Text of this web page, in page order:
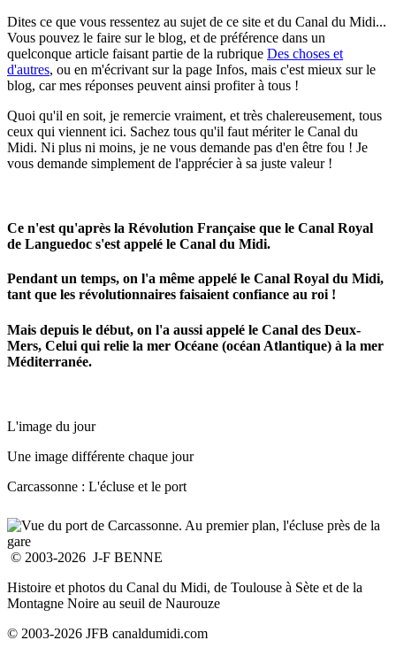
Dites ce que vous ressentez au sujet de ce site et du Canal du Midi...
Vous pouvez le faire sur le blog, et de préférence dans un
quelconque article faisant partie de la rubrique Des choses et
d'autres, ou en m'écrivant sur la page Infos, mais c'est mieux sur le
blog, car mes réponses peuvent ainsi profiter à tous !
Quoi qu'il en soit, je remercie vraiment, et très chalereusement, tous
ceux qui viennent ici. Sachez tous qu'il faut mériter le Canal du
Midi. Ni plus ni moins, je ne vous demande pas d'en être fou ! Je
vous demande simplement de l'apprécier à sa juste valeur !
Ce n'est qu'après la Révolution Française que le Canal Royal
de Languedoc s'est appelé le Canal du Midi.
Pendant un temps, on l'a même appelé le Canal Royal du Midi,
tant que les révolutionnaires faisaient confiance au roi !
Mais depuis le début, on l'a aussi appelé le Canal des Deux-
Mers, Celui qui relie la mer Océane (océan Atlantique) à la mer
Méditerranée.
L'image du jour
Une image différente chaque jour
Carcassonne : L'écluse et le port
© 2003-2026 J-F BENNE
Histoire et photos du Canal du Midi, de Toulouse à Sète et de la
Montagne Noire au seuil de Naurouze
© 2003-2026 JFB canaldumidi.com